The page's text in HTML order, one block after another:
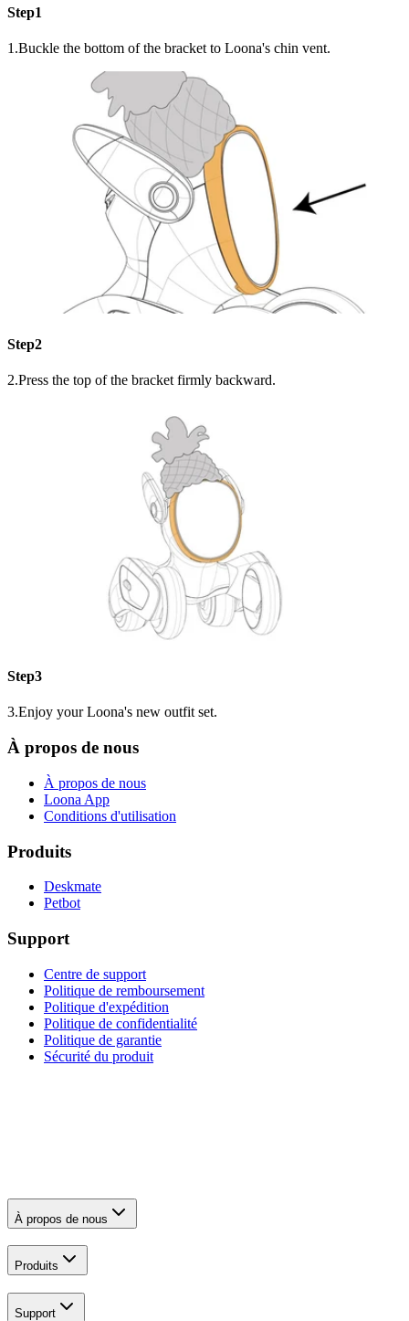
Step1
1.Buckle the bottom of the bracket to Loona's chin vent.
Step2
2.Press the top of the bracket firmly backward.
Step3
3.Enjoy your Loona's new outfit set.
À propos de nous
À propos de nous
Loona App
Conditions d'utilisation
Produits
Deskmate
Petbot
Support
Centre de support
Politique de remboursement
Politique d'expédition
Politique de confidentialité
Politique de garantie
Sécurité du produit
À propos de nous
Produits
Support